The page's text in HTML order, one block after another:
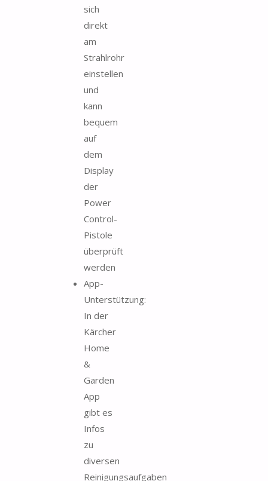
sich
direkt
am
Strahlrohr
einstellen
und
kann
bequem
auf
dem
Display
der
Power
Control-
Pistole
überprüft
werden
App-
Unterstützung:
In der
Kärcher
Home
&
Garden
App
gibt es
Infos
zu
diversen
Reinigungsaufgaben